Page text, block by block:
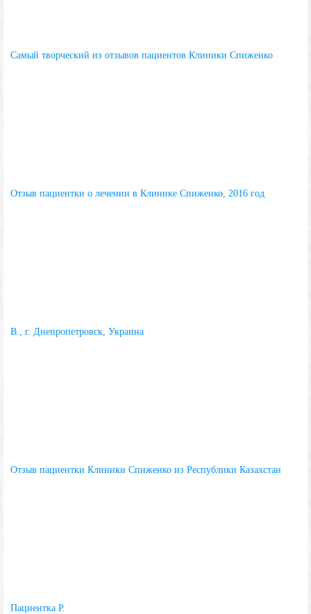
Самый творческий из отзывов пациентов Клиники Спиженко
Отзыв пациентки о лечении в Клинике Спиженко, 2016 год
В., г. Днепропетровск, Украина
Отзыв пациентки Клиники Спиженко из Республики Казахстан
Пациентка Р.